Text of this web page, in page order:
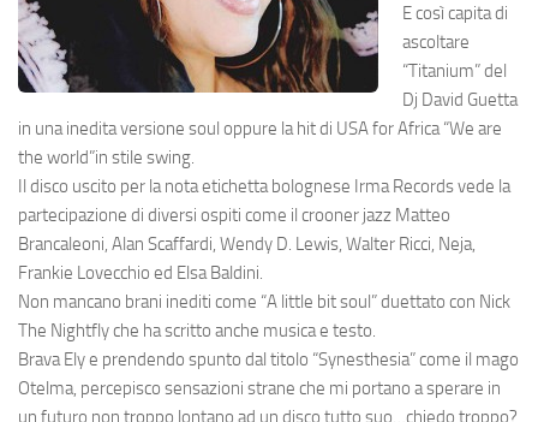
E così capita di
ascoltare
“Titanium” del
Dj David Guetta
in una inedita versione soul oppure la hit di USA for Africa “We are
the world”in stile swing.
Il disco uscito per la nota etichetta bolognese Irma Records vede la
partecipazione di diversi ospiti come il crooner jazz Matteo
Brancaleoni, Alan Scaffardi, Wendy D. Lewis, Walter Ricci, Neja,
Frankie Lovecchio ed Elsa Baldini.
Non mancano brani inediti come “A little bit soul” duettato con Nick
The Nightfly che ha scritto anche musica e testo.
Brava Ely e prendendo spunto dal titolo “Synesthesia” come il mago
Otelma, percepisco sensazioni strane che mi portano a sperare in
un futuro non troppo lontano ad un disco tutto suo…chiedo troppo?